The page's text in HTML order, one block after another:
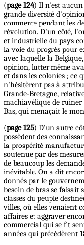
(page 124) Il n'est aucun
grande diversité
commerce pendant les
révolution. D'un côté,
et industrielle du pays
la voie du progrès pour
avec laquelle la
opinion, lutter même
et dans les colonies ; ce
n'hésitèrent pas à
Grande-Bretagne,
machiavélique de ruiner
Bas, qui menaçait le
(page 125) D'un autre
possèdent des
la prospérité
soutenue par des
de beaucoup les
inévitable. On a dit
donnés par le
besoin de bras se faisait
classes du peuple
villes, où elles venaient
affaires et aggraver
commercial qui se fit
années qui précédèrent